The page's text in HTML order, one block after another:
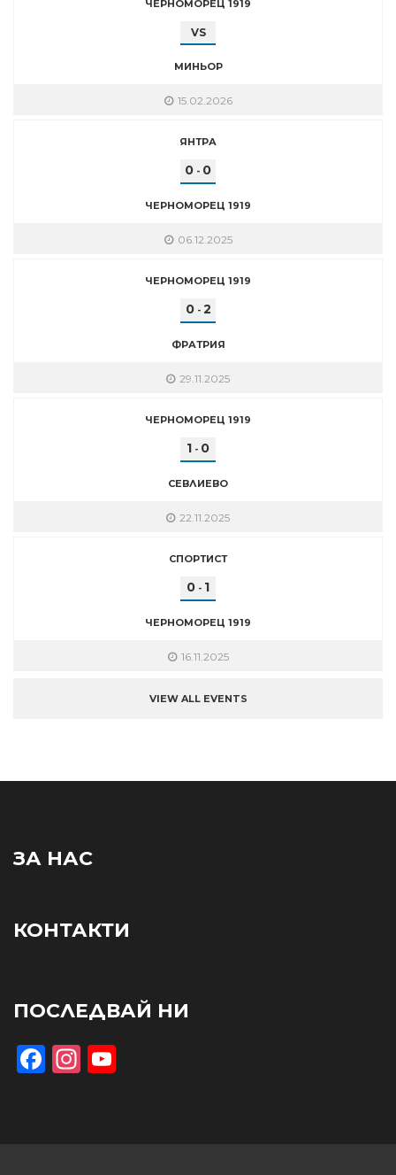
ЧЕРНОМОРЕЦ 1919
VS
МИНЬОР
15.02.2026
ЯНТРА
0 - 0
ЧЕРНОМОРЕЦ 1919
06.12.2025
ЧЕРНОМОРЕЦ 1919
0- 2
ФРАТРИЯ
29.11.2025
ЧЕРНОМОРЕЦ 1919
1 - 0
СЕВЛИЕВО
22.11.2025
СПОРТИСТ
0 - 1
ЧЕРНОМОРЕЦ 1919
16.11.2025
VIEW ALL EVENTS
ЗА НАС
КОНТАКТИ
ПОСЛЕДВАЙ НИ
Facebook
Instagram